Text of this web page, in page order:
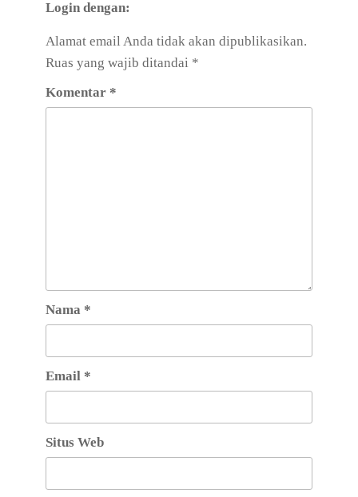
Login dengan:
Alamat email Anda tidak akan dipublikasikan.
Ruas yang wajib ditandai *
Komentar *
Nama *
Email *
Situs Web